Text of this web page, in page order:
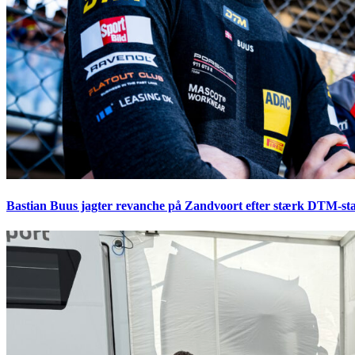
Bastian Buus jagter revanche på Zandvoort efter stærk DTM-